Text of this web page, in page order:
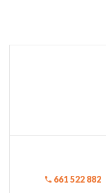
661 522 882